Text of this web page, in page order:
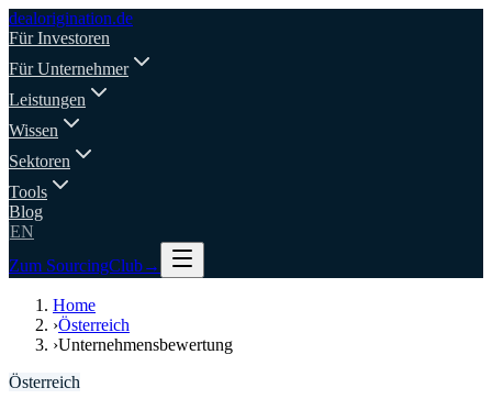
dealorigination.de
Für Investoren
Für Unternehmer
Leistungen
Wissen
Sektoren
Tools
Blog
EN
Zum SourcingClub→
Home
›Österreich
›Unternehmensbewertung
Österreich